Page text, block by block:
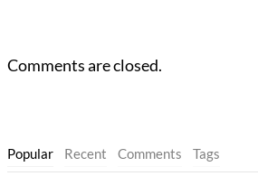
Comments are closed.
Popular Recent Comments Tags